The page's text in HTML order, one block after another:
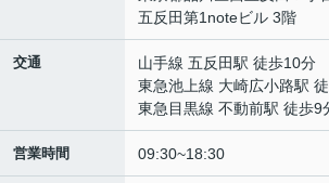
五反田第1noteビル 3階
交通
山手線 五反田駅 徒歩10分
東急池上線 大崎広小路駅
東急目黒線 不動前駅 徒歩9
営業時間 09:30~18:30